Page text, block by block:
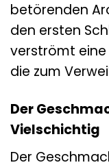
betörenden
den ersten
verströmt
die zum
Der
Vielschichtig
Der